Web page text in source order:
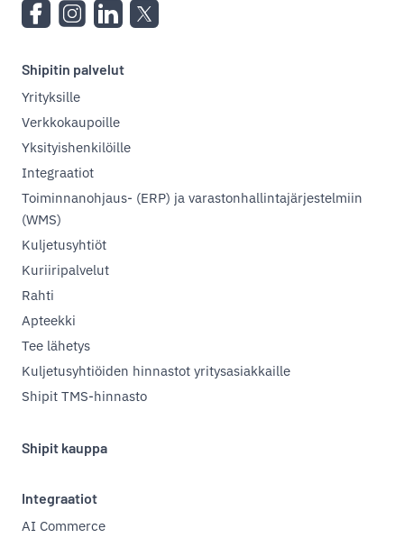
Shipitin palvelut
Yrityksille
Verkkokaupoille
Yksityishenkilöille
Integraatiot
Toiminnanohjaus- (ERP) ja varastonhallintajärjestelmiin
(WMS)
Kuljetusyhtiöt
Kuriiripalvelut
Rahti
Apteekki
Tee lähetys
Kuljetusyhtiöiden hinnastot yritysasiakkaille
Shipit TMS-hinnasto
Shipit kauppa
Integraatiot
AI Commerce